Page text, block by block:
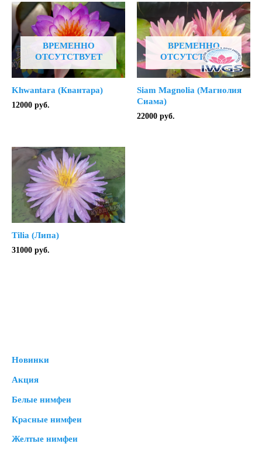
ВРЕМЕННО
ОТСУТСТВУЕТ
Khwantara (Квантара)
12000 руб.
ВРЕМЕННО
ОТСУТСТВУЕТ
Siam Magnolia (Магнолия
Сиама)
22000 руб.
Tilia (Липа)
31000 руб.
Новинки
Акция
Белые нимфеи
Красные нимфеи
Желтые нимфеи